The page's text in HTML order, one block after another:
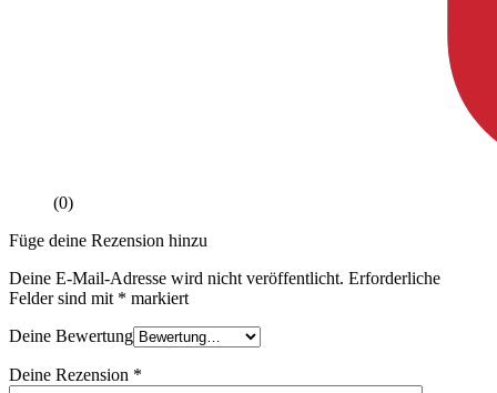
(0)
Füge deine Rezension hinzu
Deine E-Mail-Adresse wird nicht veröffentlicht. Erforderliche
Felder sind mit * markiert
Deine Bewertung
Deine Rezension *